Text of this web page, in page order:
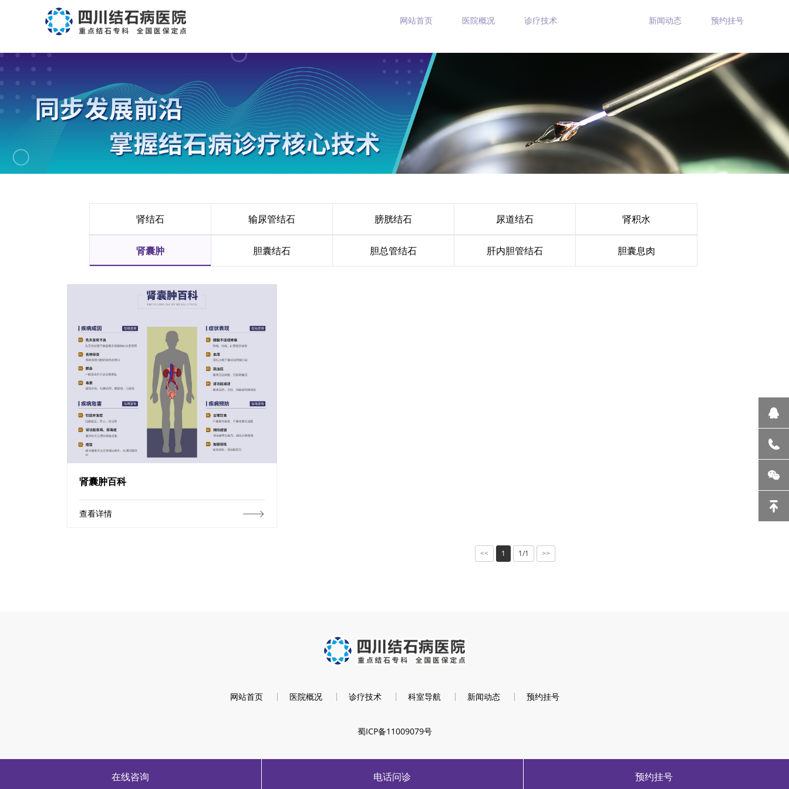
网站首页 医院概况 诊疗技术 新闻动态 预约挂号
肾结石 输尿管结石 膀胱结石 尿道结石 肾积水
肾囊肿 胆囊结石 胆总管结石 肝内胆管结石 胆囊息肉
肾囊肿百科
查看详情
<< 1 1/1 >>
网站首页 医院概况 诊疗技术 科室导航 新闻动态 预约挂号
蜀ICP备11009079号
在线咨询 电话问诊 预约挂号